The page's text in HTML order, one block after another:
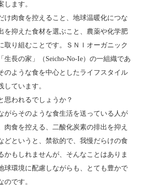
します。
け肉食を控えること、地球温暖化につな
を抑えた食材を選ぶこと、農薬や化学肥
取り組むことです。ＳＮＩオーガニック
生長の家」（Seicho-No-Ie）の一組織であ
のような食を中心としたライフスタイル
しています。
思われるでしょうか？
がらそのような食生活を送っている人が
肉食を控える、二酸化炭素の排出を抑え
どというと、禁欲的で、我慢だらけの食
かもしれませんが、そんなことはありま
球環境に配慮しながらも、とても豊かで
のです。